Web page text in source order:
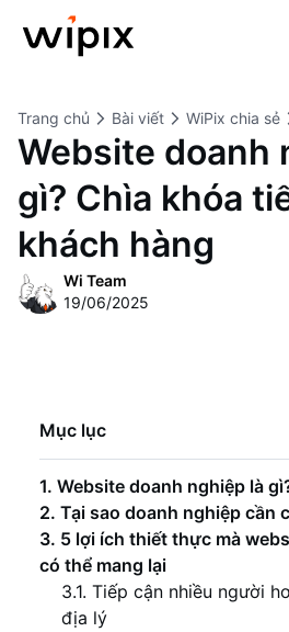
Sản phẩm
WiPix Landing page
WiPix Survey
WiPix Bio link
Bảng giá
Hỏi Wi Team
Liên hệ
Trang chủ Bài viết WiPix chia sẻ
Website doanh
gì? Chìa khóa
khách hàng
Wi Team
19/06/2025
Mục lục
1. Website doanh nghiệp là
2. Tại sao doanh nghiệp cần
3. 5 lợi ích thiết thực mà
có thể mang lại
3.1. Tiếp cận nhiều người
địa lý